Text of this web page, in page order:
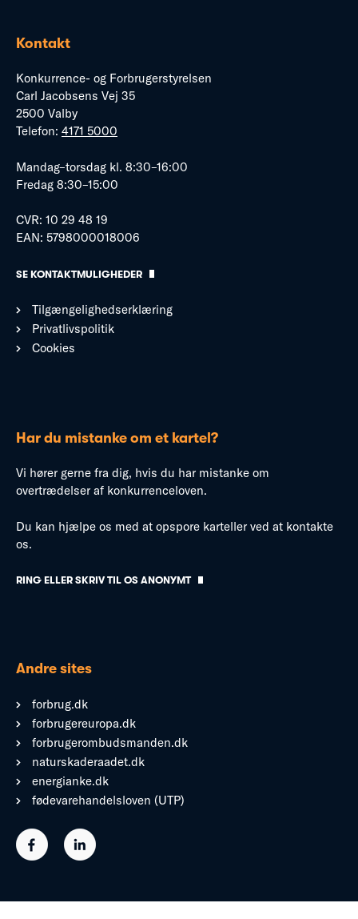
Kontakt
Konkurrence- og Forbrugerstyrelsen
Carl Jacobsens Vej 35
2500 Valby
Telefon: 4171 5000
Mandag–torsdag kl. 8:30–16:00
Fredag 8:30–15:00
CVR: 10 29 48 19
EAN: 5798000018006
SE KONTAKTMULIGHEDER
Tilgængelighedserklæring
Privatlivspolitik
Cookies
Har du mistanke om et kartel?
Vi hører gerne fra dig, hvis du har mistanke om
overtrædelser af konkurrenceloven.
Du kan hjælpe os med at opspore karteller ved at kontakte
os.
RING ELLER SKRIV TIL OS ANONYMT
Andre sites
forbrug.dk
forbrugereuropa.dk
forbrugerombudsmanden.dk
naturskaderaadet.dk
energianke.dk
fødevarehandelsloven (UTP)